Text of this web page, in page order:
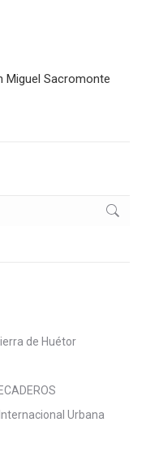
Miguel Sacromonte
de Huétor
Urbana